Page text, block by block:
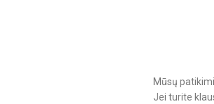
Mūsų
Jei turite